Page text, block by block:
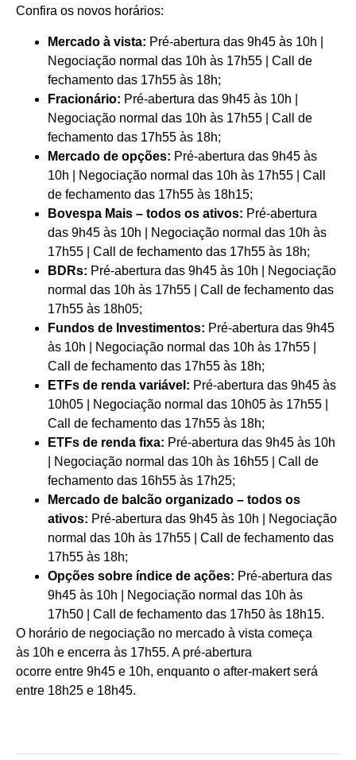
Confira os novos horários:
Mercado à vista: Pré-abertura das 9h45 às 10h |
Negociação normal das 10h às 17h55 | Call de
fechamento das 17h55 às 18h;
Fracionário: Pré-abertura das 9h45 às 10h |
Negociação normal das 10h às 17h55 | Call de
fechamento das 17h55 às 18h;
Mercado de opções: Pré-abertura das 9h45 às
10h | Negociação normal das 10h às 17h55 | Call
de fechamento das 17h55 às 18h15;
Bovespa Mais – todos os ativos: Pré-abertura
das 9h45 às 10h | Negociação normal das 10h às
17h55 | Call de fechamento das 17h55 às 18h;
BDRs: Pré-abertura das 9h45 às 10h | Negociação
normal das 10h às 17h55 | Call de fechamento das
17h55 às 18h05;
Fundos de Investimentos: Pré-abertura das 9h45
às 10h | Negociação normal das 10h às 17h55 |
Call de fechamento das 17h55 às 18h;
ETFs de renda variável: Pré-abertura das 9h45 às
10h05 | Negociação normal das 10h05 às 17h55 |
Call de fechamento das 17h55 às 18h;
ETFs de renda fixa: Pré-abertura das 9h45 às 10h
| Negociação normal das 10h às 16h55 | Call de
fechamento das 16h55 às 17h25;
Mercado de balcão organizado – todos os
ativos: Pré-abertura das 9h45 às 10h | Negociação
normal das 10h às 17h55 | Call de fechamento das
17h55 às 18h;
Opções sobre índice de ações: Pré-abertura das
9h45 às 10h | Negociação normal das 10h às
17h50 | Call de fechamento das 17h50 às 18h15.
O horário de negociação no mercado à vista começa
às 10h e encerra às 17h55. A pré-abertura
ocorre entre 9h45 e 10h, enquanto o after-makert será
entre 18h25 e 18h45.